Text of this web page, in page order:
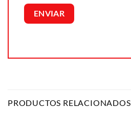
PRODUCTOS RELACIONADOS